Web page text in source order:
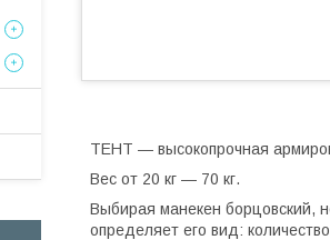
ТЕНТ ― высокопрочная
Вес от 20 кг ― 70 кг.
Выбирая манекен борцовский,
определяет его вид: